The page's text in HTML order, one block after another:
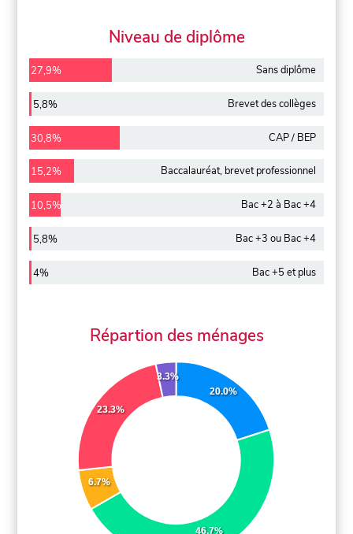
Niveau de diplôme
27,9% Sans diplôme
5,8% Brevet des collèges
30,8% CAP / BEP
15,2% Baccalauréat, brevet professionnel
10,5% Bac +2 à Bac +4
5,8% Bac +3 ou Bac +4
4% Bac +5 et plus
Répartion des ménages
20.0%
46.7%
6.7%
23.3%
3.3%